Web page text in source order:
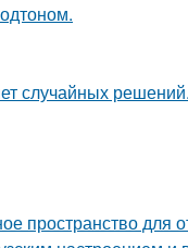
случайных решений.
пространство для